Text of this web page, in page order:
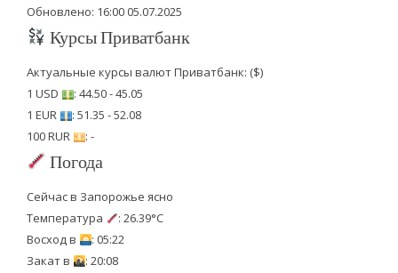
Обновлено: 16:00 05.07.2025
Курсы Приватбанк
Актуальные курсы валют Приватбанк: ($)
1 USD
: 44.50 - 45.05
1 EUR
: 51.35 - 52.08
100 RUR
: -
Погода
Сейчас в Запорожье ясно
Температура
: 26.39°C
Восход в
: 05:22
Закат в
: 20:08